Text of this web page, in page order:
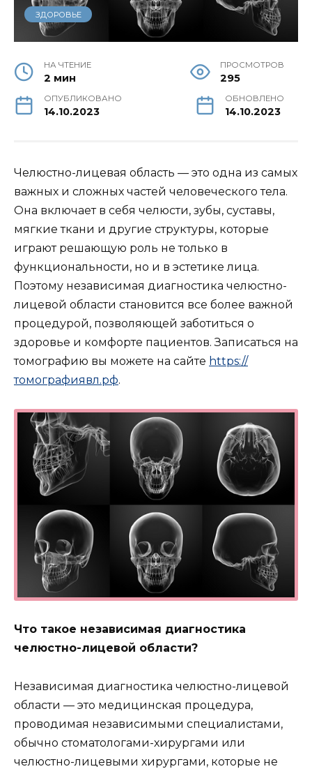
ЗДОРОВЬЕ
НА ЧТЕНИЕ
2 мин
ПРОСМОТРОВ
295
ОПУБЛИКОВАНО
14.10.2023
ОБНОВЛЕНО
14.10.2023
Челюстно-лицевая область — это одна из самых
важных и сложных частей человеческого тела.
Она включает в себя челюсти, зубы, суставы,
мягкие ткани и другие структуры, которые
играют решающую роль не только в
функциональности, но и в эстетике лица.
Поэтому независимая диагностика челюстно-
лицевой области становится все более важной
процедурой, позволяющей заботиться о
здоровье и комфорте пациентов. Записаться на
томографию вы можете на сайте https://
томографиявл.рф.
Что такое независимая диагностика
челюстно-лицевой области?
Независимая диагностика челюстно-лицевой
области — это медицинская процедура,
проводимая независимыми специалистами,
обычно стоматологами-хирургами или
челюстно-лицевыми хирургами, которые не